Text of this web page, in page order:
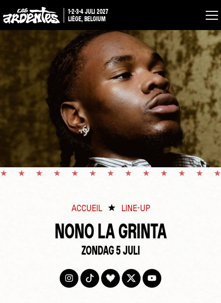
1-2-3-4 JULI 2027
LIÈGE, BELGIUM
ACCUEIL LINE-UP
NONO LA GRINTA
ZONDAG 5 JULI